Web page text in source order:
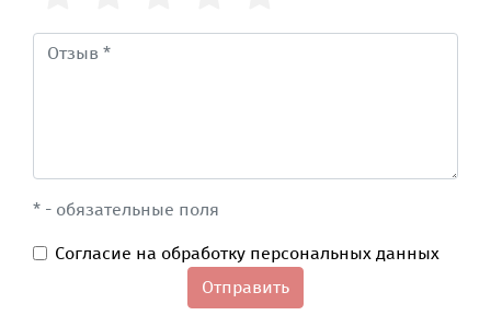
* - обязательные поля
Согласие на обработку персональных данных
Отправить